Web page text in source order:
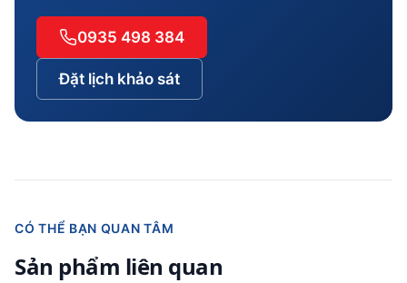
0935 498 384
Đặt lịch khảo sát
CÓ THỂ BẠN QUAN TÂM
Sản phẩm liên quan